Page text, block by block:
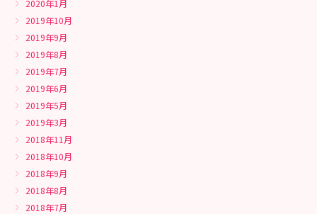
2020年1月
2019年10月
2019年9月
2019年8月
2019年7月
2019年6月
2019年5月
2019年3月
2018年11月
2018年10月
2018年9月
2018年8月
2018年7月